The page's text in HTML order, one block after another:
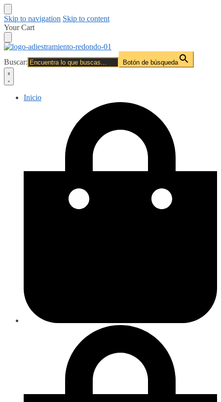
Skip to navigation Skip to content
Your Cart
Buscar: Botón de búsqueda
Inicio